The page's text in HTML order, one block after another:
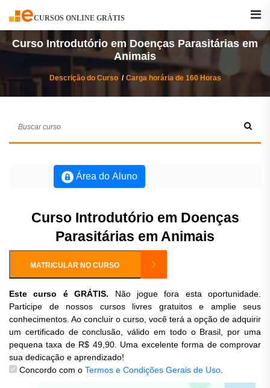
CURSOS ONLINE GRÁTIS
Curso
Curso Introdutório em Doenças Parasitárias em
Animais
Descrição do Curso Carga horária de 160 Horas
Área do Aluno
Curso Introdutório em Doenças
Parasitárias em Animais
MATRICULAR NO CURSO
Este curso é GRÁTIS. Não jogue fora esta oportunidade.
Participe de nossos cursos livres gratuitos e amplie seus
conhecimentos. Ao concluir o curso, você terá a opção de adquirir
um certificado de conclusão, válido em todo o Brasil, por uma
pequena taxa de R$ 49,90. Uma excelente forma de comprovar
sua dedicação e aprendizado!
Concordo com o Termos e Condições Gerais de Uso